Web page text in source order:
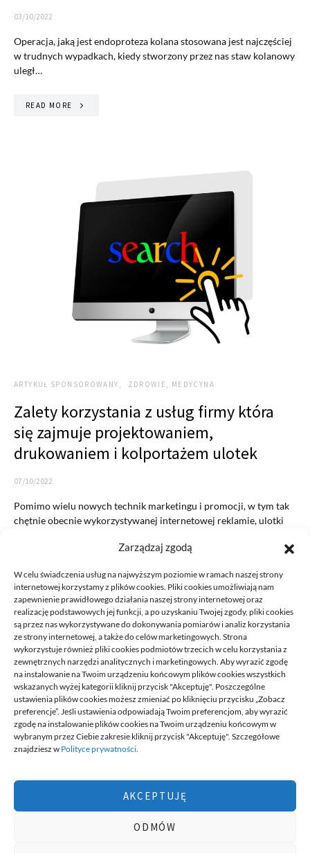
Zarządzaj zgodą
W celu świadczenia usług na najwyższym poziomie w ramach naszej strony
internetowej korzystamy z plików cookies. Pliki cookies umożliwiają nam
zapewnienie prawidłowego działania naszej strony internetowej oraz
realizację podstawowych jej funkcji, a po uzyskaniu Twojej zgody, pliki cookies
są przez nas wykorzystywane do dokonywania pomiarów i analiz korzystania
ze strony internetowej, a także do celów marketingowych. Strona
wykorzystuje również pliki cookies podmiotów trzecich w celu korzystania z
zewnętrznych narzędzi analitycznych i marketingowych. Aby wyrazić zgodę
na instalowanie na Twoim urządzeniu końcowym plików cookies wszystkich
wskazanych wyżej kategorii kliknij przycisk "Akceptuję". Poszczególne
ustawienia plików cookies możesz zmieniać po kliknięciu przycisku „Zobacz
preferencje”. Jeśli ustawienia odpowiadają Twoim preferencjom, aby wyrazić
zgodę na instalowanie plików cookies na Twoim urządzeniu końcowym w
wybranym przez Ciebie zakresie kliknij przycisk "Akceptuję". Szczegółowe
znajdziesz w Polityce prywatności.
AKCEPTUJĘ
ODMÓW
03/10/2022
Operacja, jaką jest endoproteza kolana stosowana jest najczęściej
w trudnych wypadkach, kiedy stworzony przez nas staw kolanowy
uległ…
READ MORE
ARTYKUŁ SPONSOROWANY ZDROWIE, MEDYCYNA
Zalety korzystania z usług firmy która
się zajmuje projektowaniem,
drukowaniem i kolportażem ulotek
07/10/2022
Pomimo wielu nowych technik marketingu i promocji, w tym tak
chętnie obecnie wykorzystywanej internetowej reklamie, ulotki
READ MORE
DECA /
Decato miejsce stworzone dla ludzi takich jak ty, miejsce, gdzie
możesz znaleźć wiele ciekawych informacji, na różne tematy,
informacji podzielonych na tematyczne kategorie. Dołącz do naszej
innymi ten serwis.
Chcesz do nas dołączyć, pisać teksty i dzielić się swoją wiedzą?
wizytówki nap